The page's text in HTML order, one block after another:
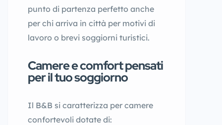
punto di partenza perfetto anche
per chi arriva in città per motivi di
lavoro o brevi soggiorni turistici.
Camere e comfort pensati
per il tuo soggiorno
Il B&B si caratterizza per camere
confortevoli dotate di: